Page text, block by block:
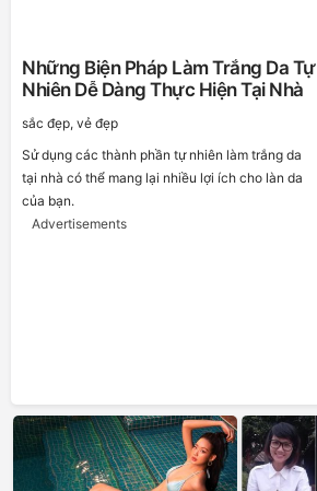
Những Biện Pháp Làm Trắng Da Tự
Nhiên Dễ Dàng Thực Hiện Tại Nhà
sắc đẹp, vẻ đẹp
Sử dụng các thành phần tự nhiên làm trắng da
tại nhà có thể mang lại nhiều lợi ích cho làn da
của bạn.
Advertisements